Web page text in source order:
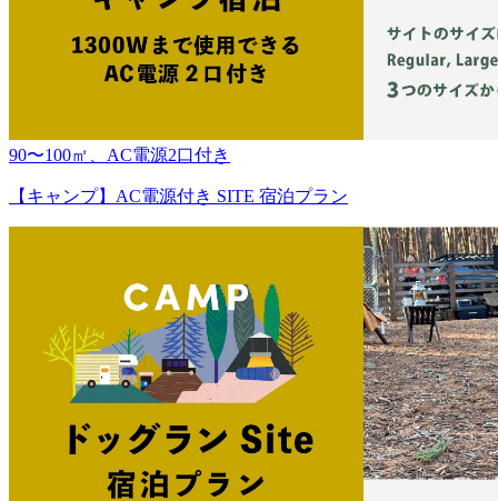
90〜100㎡、AC電源2口付き
【キャンプ】AC電源付き SITE 宿泊プラン